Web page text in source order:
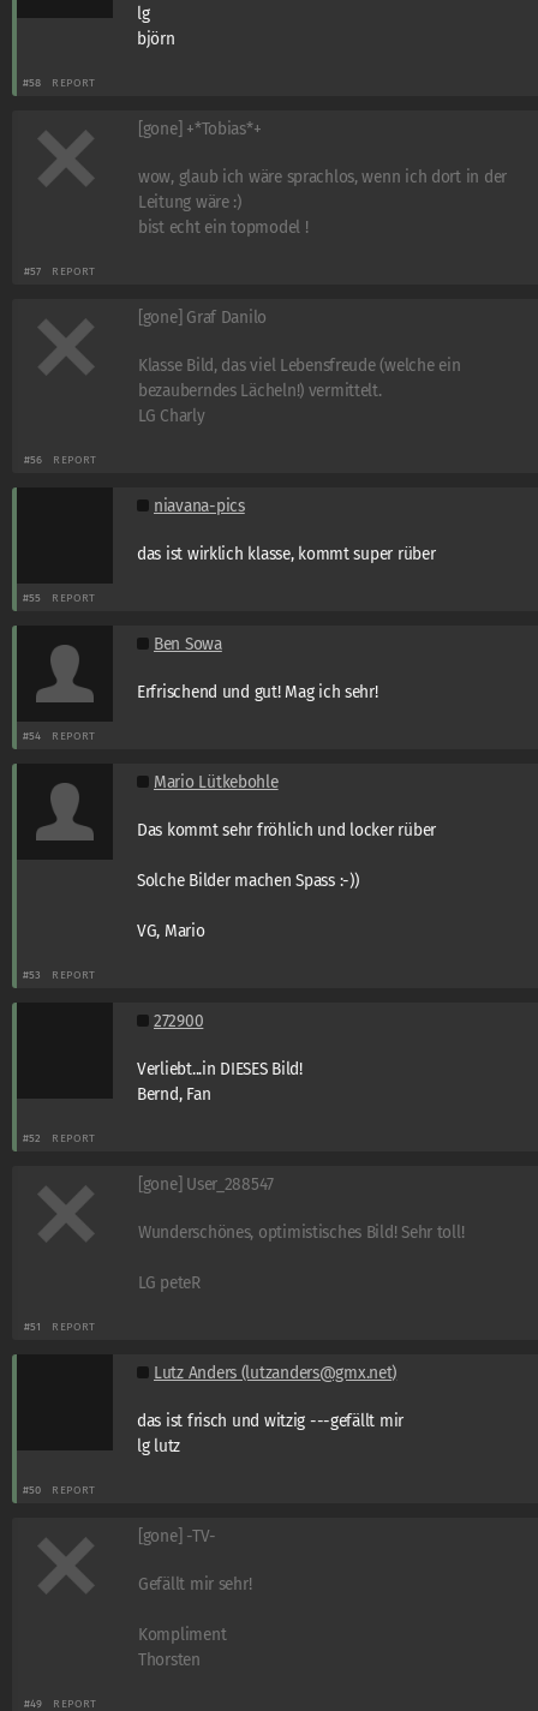
lg
björn
#58 REPORT
[gone] +*Tobias*+
wow, glaub ich wäre sprachlos, wenn ich dort in der
Leitung wäre :)
bist echt ein topmodel !
#57 REPORT
[gone] Graf Danilo
Klasse Bild, das viel Lebensfreude (welche ein
bezauberndes Lächeln!) vermittelt.
LG Charly
#56 REPORT
niavana-pics
das ist wirklich klasse, kommt super rüber
#55 REPORT
Ben Sowa
Erfrischend und gut! Mag ich sehr!
#54 REPORT
Mario Lütkebohle
Das kommt sehr fröhlich und locker rüber
Solche Bilder machen Spass :-))
VG, Mario
#53 REPORT
272900
Verliebt...in DIESES Bild!
Bernd, Fan
#52 REPORT
[gone] User_288547
Wunderschönes, optimistisches Bild! Sehr toll!
LG peteR
#51 REPORT
Lutz Anders (lutzanders@gmx.net)
das ist frisch und witzig ---gefällt mir
lg lutz
#50 REPORT
[gone] -TV-
Gefällt mir sehr!
Kompliment
Thorsten
#49 REPORT